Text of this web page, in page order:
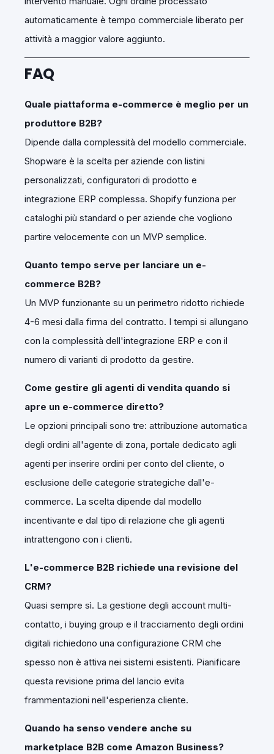
automaticamente è tempo commerciale liberato per
attività a maggior valore aggiunto.
FAQ
Quale piattaforma e-commerce è meglio per un
produttore B2B?
Dipende dalla complessità del modello commerciale.
Shopware è la scelta per aziende con listini
personalizzati, configuratori di prodotto e
integrazione ERP complessa. Shopify funziona per
cataloghi più standard o per aziende che vogliono
partire velocemente con un MVP semplice.
Quanto tempo serve per lanciare un e-
commerce B2B?
Un MVP funzionante su un perimetro ridotto richiede
4-6 mesi dalla firma del contratto. I tempi si allungano
con la complessità dell'integrazione ERP e con il
numero di varianti di prodotto da gestire.
Come gestire gli agenti di vendita quando si
apre un e-commerce diretto?
Le opzioni principali sono tre: attribuzione automatica
degli ordini all'agente di zona, portale dedicato agli
agenti per inserire ordini per conto del cliente, o
esclusione delle categorie strategiche dall'e-
commerce. La scelta dipende dal modello
incentivante e dal tipo di relazione che gli agenti
intrattengono con i clienti.
L'e-commerce B2B richiede una revisione del
CRM?
Quasi sempre sì. La gestione degli account multi-
contatto, i buying group e il tracciamento degli ordini
digitali richiedono una configurazione CRM che
spesso non è attiva nei sistemi esistenti. Pianificare
questa revisione prima del lancio evita
frammentazioni nell'esperienza cliente.
Quando ha senso vendere anche su
marketplace B2B come Amazon Business?